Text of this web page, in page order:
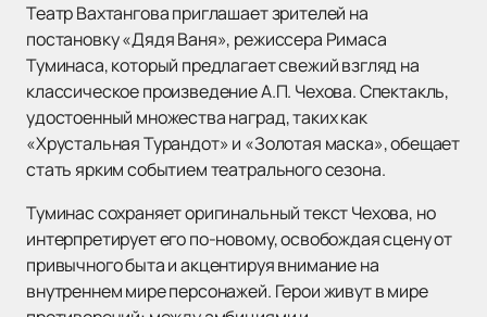
Театр Вахтангова приглашает зрителей на
постановку «Дядя Ваня», режиссера Римаса
Туминаса, который предлагает свежий взгляд на
классическое произведение А.П. Чехова. Спектакль,
удостоенный множества наград, таких как
«Хрустальная Турандот» и «Золотая маска», обещает
стать ярким событием театрального сезона.
Туминас сохраняет оригинальный текст Чехова, но
интерпретирует его по-новому, освобождая сцену от
привычного быта и акцентируя внимание на
внутреннем мире персонажей. Герои живут в мире